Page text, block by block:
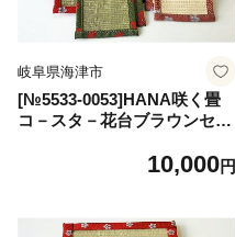
岐阜県海津市
[№5533-0053]HANA咲く畳
コ－スタ－花台ブラウンセッ
10,000円